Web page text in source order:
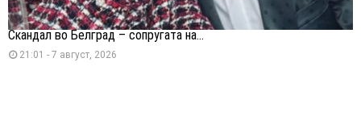
Скандал во Белград – сопругата на...
21:01 - 7 август, 2026